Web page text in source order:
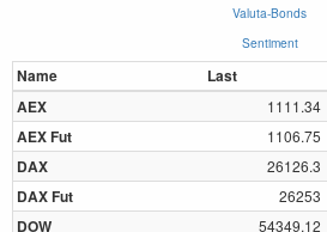
Valuta-Bonds
Sentiment
Name Last
AEX
1111.34
AEX Fut
1106.75
DAX
26126.3
DAX Fut
26253
DOW
54349.12